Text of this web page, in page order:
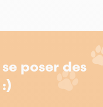
poser des